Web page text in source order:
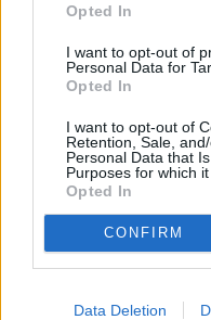
Opted In
I want to opt-out of
Personal Data for
Opted In
I want to opt-out of
Retention, Sale,
Personal Data that
Purposes for which it
Opted In
CONFIRM
Data Deletion
8.8.
Parhaat
Milloin Billundiin
Aiempina vuosina
keskimäärin (alkaen
elokuu, kesäkuu ja
asteen välillä
Aiempina vuosina